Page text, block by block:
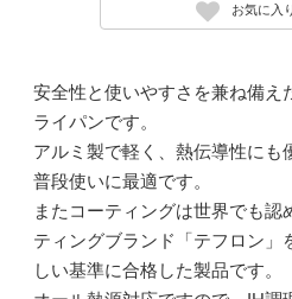
お気に入
安全性と使いやすさを兼ね備え
ライパンです。
アルミ製で軽く、熱伝導性にも
普段使いに最適です。
またコーティングは世界でも認
ティングブランド「テフロン」
しい基準に合格した製品です。